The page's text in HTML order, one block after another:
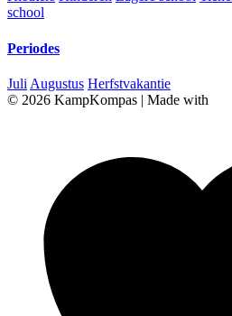
school
Periodes
Juli Augustus Herfstvakantie
© 2026 KampKompas | Made with